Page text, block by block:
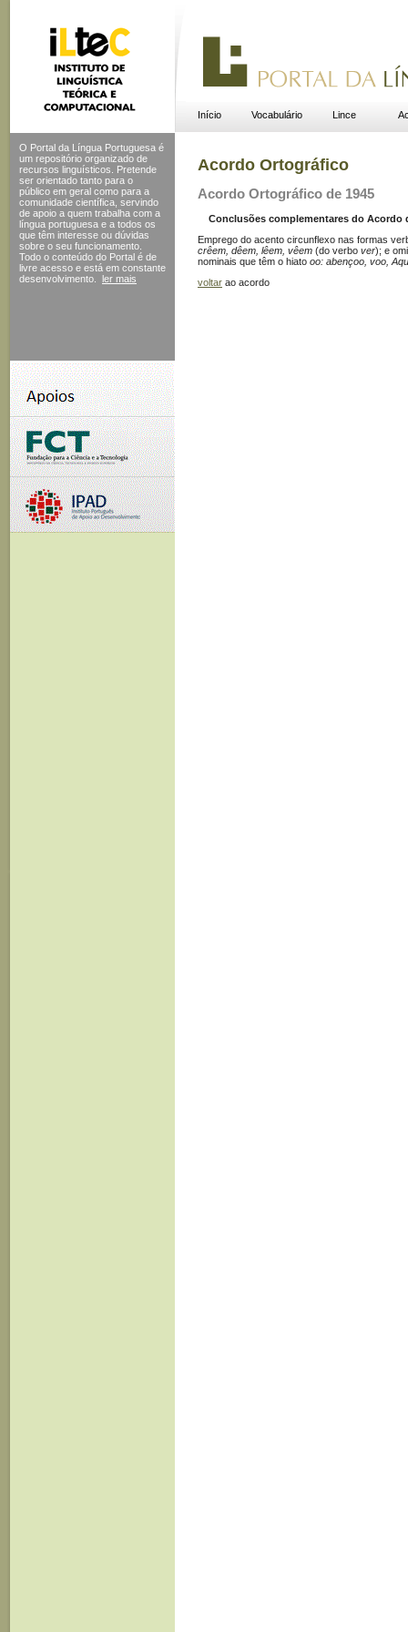
Início Vocabulário Lince
O Portal da Língua Portuguesa é
um repositório organizado de
recursos linguísticos. Pretende
ser orientado tanto para o
público em geral como para a
comunidade científica, servindo
de apoio a quem trabalha com a
língua portuguesa e a todos os
que têm interesse ou dúvidas
sobre o seu funcionamento.
Todo o conteúdo do Portal é de
livre acesso e está em constante
desenvolvimento.
ler mais
Acordo Ortográfico
Acordo Ortográfico de 1945
Conclusões complementares do Acordo
Emprego do acento circunflexo nas formas
crêem, dêem, lêem, vêem (do verbo ver); e
nominais que têm o hiato oo: abençoo, voo,
voltar ao acordo